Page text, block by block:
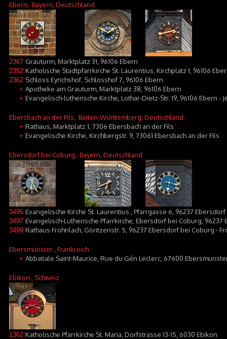
Ebern , Bayern, Deutschland
2367 Grauturm, Marktplatz 31, 96106 Ebern
2352 Katholische Stadtpfarrkirche St. Laurentius, Kirchplatz 1, 96106
2362 Schloss Eyrichshof, Schlosshof 7, 96106 Ebern
+ Apotheke am Grauturm, Marktplatz 38, 96106 Ebern
+ Evangelisch-lutherische Kirche, Lothar-Dietz-Str. 19, 96106 Ebern -
Ebersbach an der Fils , Baden-Württemberg, Deutschland
+ Rathaus, Marktplatz 1, 7306 Ebersbach an der Fils
+ Evangelische Kirche, Kirchbergstr. 9, 73061 Ebersbach an der Fils
Ebersdorf bei Coburg , Bayern, Deutschland
3495 Evangelische Kirche St. Laurentius , Pfarrgasse 6, 96237
3497 Evangelisch-Lutherische Pfarrkirche, Ebersdorf bei Coburg,
3499 Rathaus Frohnlach, Göritzenstr. 5, 96237 Ebersdorf bei Coburg -
Ebersmünster , Frankreich
+ Abbatiale Saint-Maurice, Rue du Gén Leclerc, 67600
Ebikon , Schweiz
1362 Katholische Pfarrkirche St. Maria, Dorfstrasse 13-15, 6030 Ebikon